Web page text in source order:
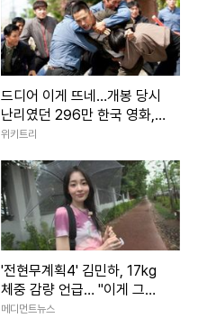
드디어 이게 뜨네…개봉 당시
난리였던 296만 한국 영화,
디즈니+ 출격
위키트리
'전현무계획4' 김민하, 17kg
체중 감량 언급… "이게 그럴
일인가 싶었다" 쿨한 반응
메디먼트뉴스